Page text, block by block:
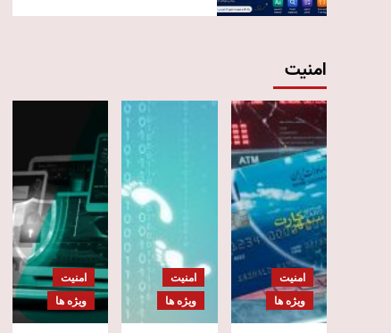
امنیت
امنیت
ویژه ها
امنیت
ویژه ها
امنیت
ویژه ها